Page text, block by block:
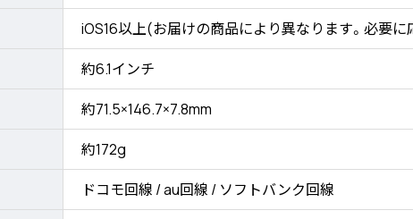
iOS16以上(お届けの商品により異なります。必要
約6.1インチ
約71.5×146.7×7.8mm
約172g
ドコモ回線 / au回線 / ソフトバンク回線